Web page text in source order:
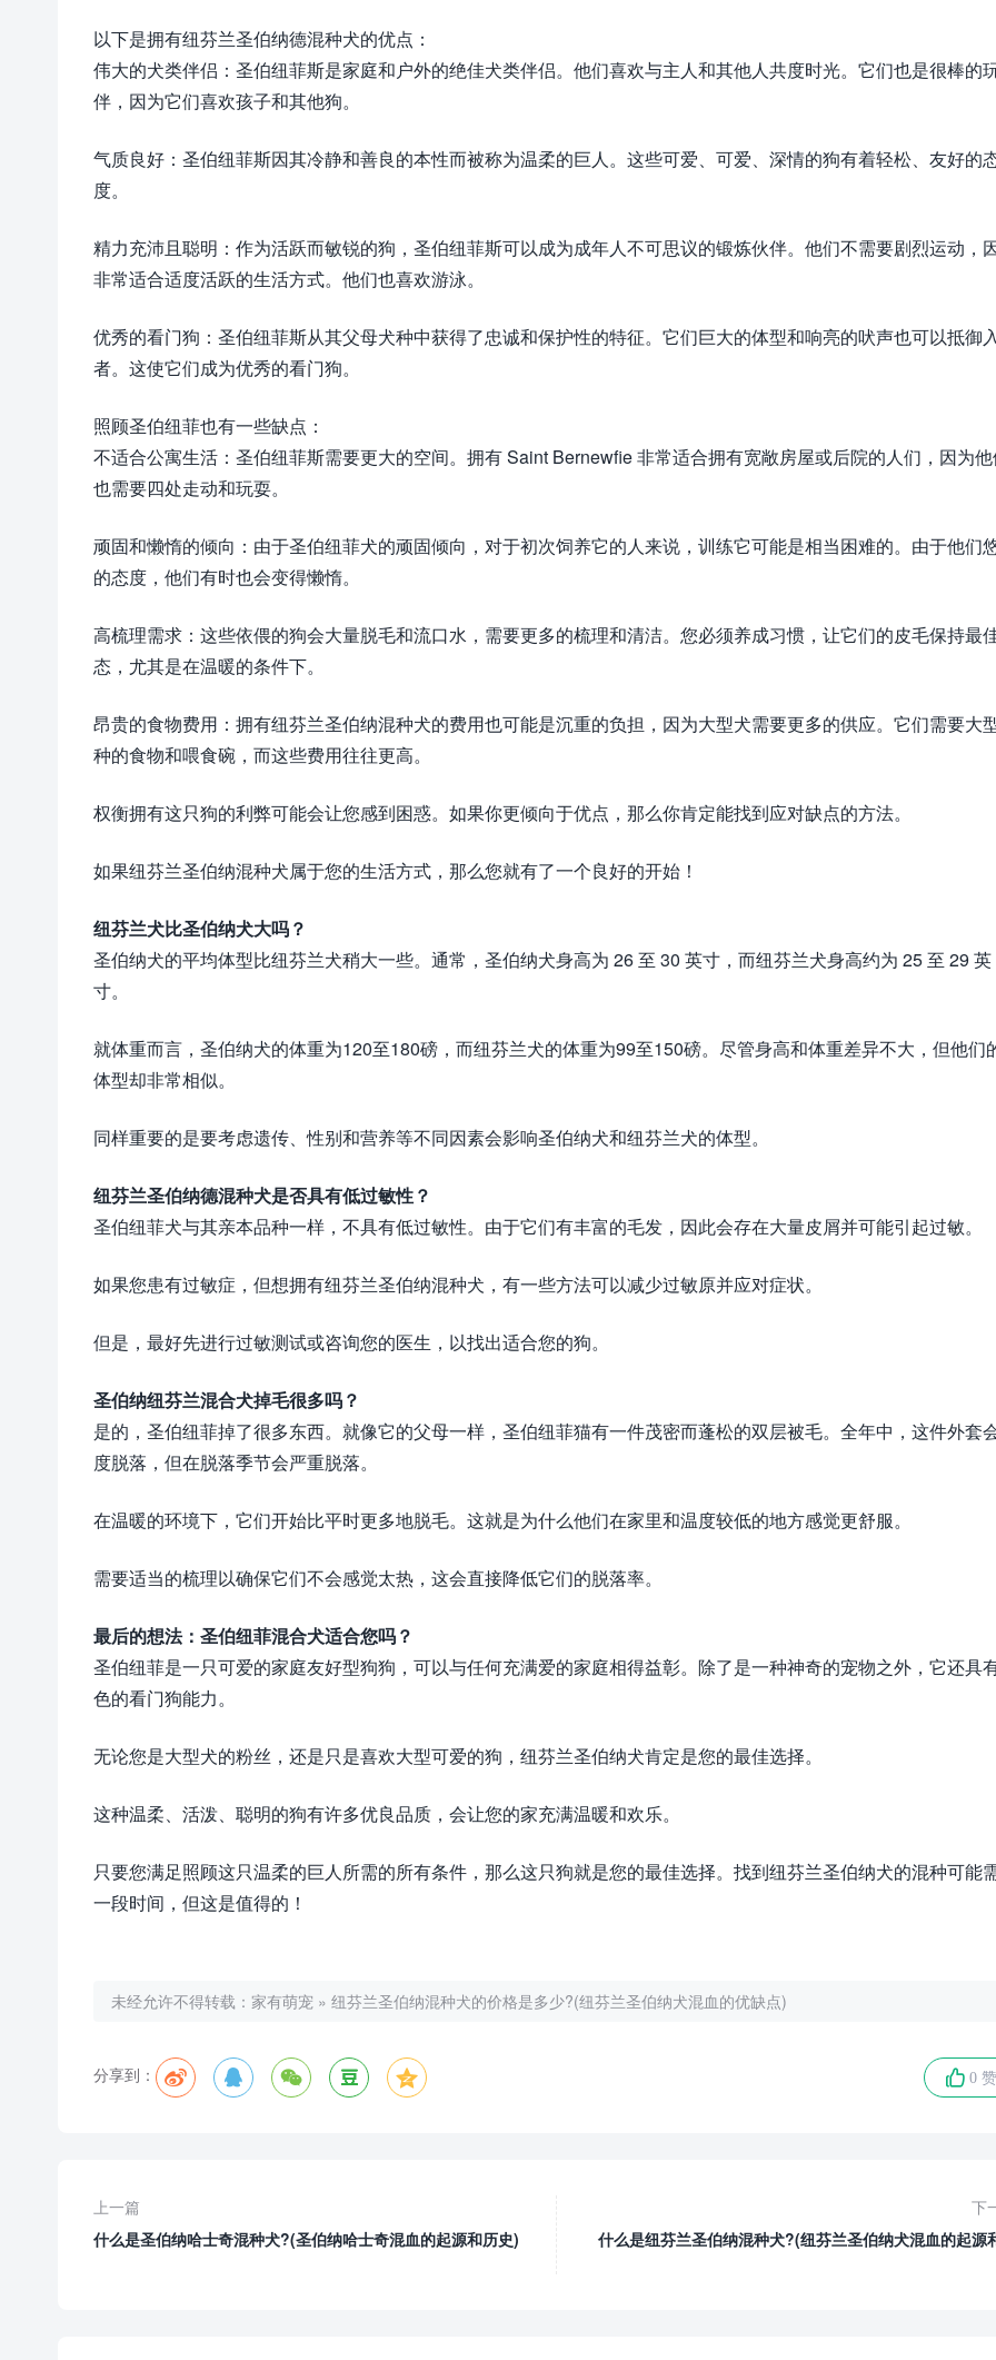
以下是拥有纽芬兰圣伯纳德混种犬的优点：
伟大的犬类伴侣：圣伯纽菲斯是家庭和户外的绝佳犬类伴侣。他们喜欢与主人和其他人共度时光。它们也是很棒的
伴，因为它们喜欢孩子和其他狗。
气质良好：圣伯纽菲斯因其冷静和善良的本性而被称为温柔的巨人。这些可爱、可爱、深情的狗有着轻松、友好的
度。
精力充沛且聪明：作为活跃而敏锐的狗，圣伯纽菲斯可以成为成年人不可思议的锻炼伙伴。他们不需要剧烈运动，
非常适合适度活跃的生活方式。他们也喜欢游泳。
优秀的看门狗：圣伯纽菲斯从其父母犬种中获得了忠诚和保护性的特征。它们巨大的体型和响亮的吠声也可以抵御
者。这使它们成为优秀的看门狗。
照顾圣伯纽菲也有一些缺点：
不适合公寓生活：圣伯纽菲斯需要更大的空间。拥有 Saint Bernewfie 非常适合拥有宽敞房屋或后院的人们，因为
也需要四处走动和玩耍。
顽固和懒惰的倾向：由于圣伯纽菲犬的顽固倾向，对于初次饲养它的人来说，训练它可能是相当困难的。由于他们
的态度，他们有时也会变得懒惰。
高梳理需求：这些依偎的狗会大量脱毛和流口水，需要更多的梳理和清洁。您必须养成习惯，让它们的皮毛保持最
态，尤其是在温暖的条件下。
昂贵的食物费用：拥有纽芬兰圣伯纳混种犬的费用也可能是沉重的负担，因为大型犬需要更多的供应。它们需要大
种的食物和喂食碗，而这些费用往往更高。
权衡拥有这只狗的利弊可能会让您感到困惑。如果你更倾向于优点，那么你肯定能找到应对缺点的方法。
如果纽芬兰圣伯纳混种犬属于您的生活方式，那么您就有了一个良好的开始！
纽芬兰犬比圣伯纳犬大吗？
圣伯纳犬的平均体型比纽芬兰犬稍大一些。通常，圣伯纳犬身高为 26 至 30 英寸，而纽芬兰犬身高约为 25 至 29 英
寸。
就体重而言，圣伯纳犬的体重为120至180磅，而纽芬兰犬的体重为99至150磅。尽管身高和体重差异不大，但他们
体型却非常相似。
同样重要的是要考虑遗传、性别和营养等不同因素会影响圣伯纳犬和纽芬兰犬的体型。
纽芬兰圣伯纳德混种犬是否具有低过敏性？
圣伯纽菲犬与其亲本品种一样，不具有低过敏性。由于它们有丰富的毛发，因此会存在大量皮屑并可能引起过敏。
如果您患有过敏症，但想拥有纽芬兰圣伯纳混种犬，有一些方法可以减少过敏原并应对症状。
但是，最好先进行过敏测试或咨询您的医生，以找出适合您的狗。
圣伯纳纽芬兰混合犬掉毛很多吗？
是的，圣伯纽菲掉了很多东西。就像它的父母一样，圣伯纽菲猫有一件茂密而蓬松的双层被毛。全年中，这件外套
度脱落，但在脱落季节会严重脱落。
在温暖的环境下，它们开始比平时更多地脱毛。这就是为什么他们在家里和温度较低的地方感觉更舒服。
需要适当的梳理以确保它们不会感觉太热，这会直接降低它们的脱落率。
最后的想法：圣伯纽菲混合犬适合您吗？
圣伯纽菲是一只可爱的家庭友好型狗狗，可以与任何充满爱的家庭相得益彰。除了是一种神奇的宠物之外，它还具
色的看门狗能力。
无论您是大型犬的粉丝，还是只是喜欢大型可爱的狗，纽芬兰圣伯纳犬肯定是您的最佳选择。
这种温柔、活泼、聪明的狗有许多优良品质，会让您的家充满温暖和欢乐。
只要您满足照顾这只温柔的巨人所需的所有条件，那么这只狗就是您的最佳选择。找到纽芬兰圣伯纳犬的混种可能
一段时间，但这是值得的！
未经允许不得转载： 家有萌宠 » 纽芬兰圣伯纳混种犬的价格是多少?(纽芬兰圣伯纳犬混血的优缺点)
分享到： 0 赞
上一篇
什么是圣伯纳哈士奇混种犬?(圣伯纳哈士奇混血的起源和历史)
下
什么是纽芬兰圣伯纳混种犬?(纽芬兰圣伯纳犬混血的起源